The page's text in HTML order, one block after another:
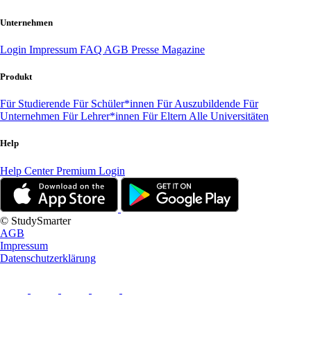
Unternehmen
Login Impressum FAQ AGB Presse Magazine
Produkt
Für Studierende Für Schüler*innen Für Auszubildende Für
Unternehmen Für Lehrer*innen Für Eltern Alle Universitäten
Help
Help CenterPremium Login
© StudySmarter
AGB
Impressum
Datenschutzerklärung